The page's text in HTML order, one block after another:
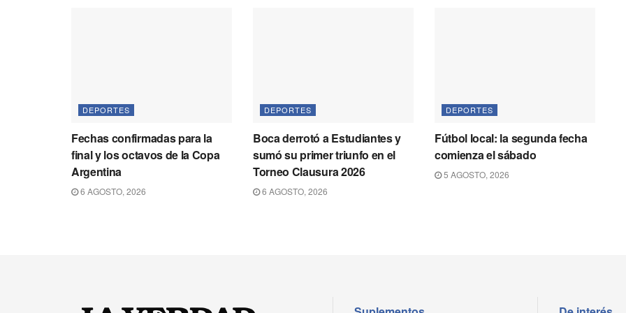
DEPORTES
Fechas confirmadas para la
final y los octavos de la Copa
Argentina
6 AGOSTO, 2026
DEPORTES
Boca derrotó a Estudiantes y
sumó su primer triunfo en el
Torneo Clausura 2026
6 AGOSTO, 2026
DEPORTES
Fútbol local: la segunda fecha
comienza el sábado
5 AGOSTO, 2026